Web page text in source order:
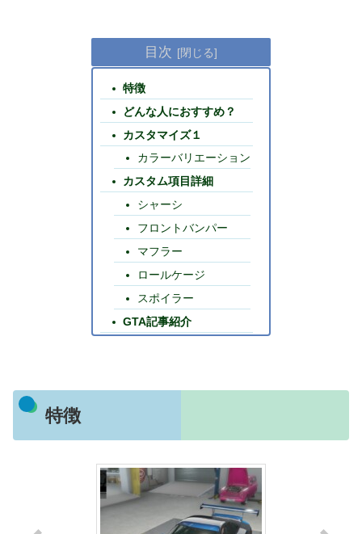
目次
特徴
どんな人におすすめ？
カスタマイズ１
カラーバリエーション
カスタム項目詳細
シャーシ
フロントバンパー
マフラー
ロールケージ
スポイラー
GTA記事紹介
特徴